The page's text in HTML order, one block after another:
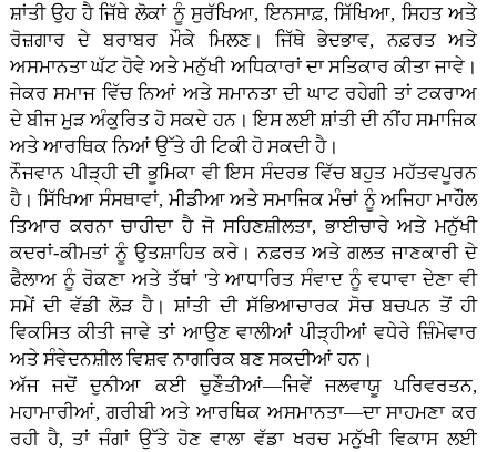
ਸ਼ਾਂਤੀ ਉਹ ਹੈ ਜਿੱਥੇ ਲੋਕਾਂ ਨੂੰ ਸੁਰੱਖਿਆ, ਇਨਸਾਫ਼, ਸਿੱਖਿਆ, ਸਿਹਤ ਅਤੇ
ਰੋਜ਼ਗਾਰ ਦੇ ਬਰਾਬਰ ਮੌਕੇ ਮਿਲਣ। ਜਿੱਥੇ ਭੇਦਭਾਵ, ਨਫ਼ਰਤ ਅਤੇ
ਅਸਮਾਨਤਾ ਘੱਟ ਹੋਵੇ ਅਤੇ ਮਨੁੱਖੀ ਅਧਿਕਾਰਾਂ ਦਾ ਸਤਿਕਾਰ ਕੀਤਾ ਜਾਵੇ।
ਜੇਕਰ ਸਮਾਜ ਵਿੱਚ ਨਿਆਂ ਅਤੇ ਸਮਾਨਤਾ ਦੀ ਘਾਟ ਰਹੇਗੀ ਤਾਂ ਟਕਰਾਅ
ਦੇ ਬੀਜ ਮੁੜ ਅੰਕੁਰਿਤ ਹੋ ਸਕਦੇ ਹਨ। ਇਸ ਲਈ ਸ਼ਾਂਤੀ ਦੀ ਨੀਂਹ ਸਮਾਜਿਕ
ਅਤੇ ਆਰਥਿਕ ਨਿਆਂ ਉੱਤੇ ਹੀ ਟਿਕੀ ਹੋ ਸਕਦੀ ਹੈ।
ਨੌਜਵਾਨ ਪੀੜ੍ਹੀ ਦੀ ਭੂਮਿਕਾ ਵੀ ਇਸ ਸੰਦਰਭ ਵਿੱਚ ਬਹੁਤ ਮਹੱਤਵਪੂਰਨ
ਹੈ। ਸਿੱਖਿਆ ਸੰਸਥਾਵਾਂ, ਮੀਡੀਆ ਅਤੇ ਸਮਾਜਿਕ ਮੰਚਾਂ ਨੂੰ ਅਜਿਹਾ ਮਾਹੌਲ
ਤਿਆਰ ਕਰਨਾ ਚਾਹੀਦਾ ਹੈ ਜੋ ਸਹਿਣਸ਼ੀਲਤਾ, ਭਾਈਚਾਰੇ ਅਤੇ ਮਨੁੱਖੀ
ਕਦਰਾਂ-ਕੀਮਤਾਂ ਨੂੰ ਉਤਸ਼ਾਹਿਤ ਕਰੇ। ਨਫ਼ਰਤ ਅਤੇ ਗਲਤ ਜਾਣਕਾਰੀ ਦੇ
ਫੈਲਾਅ ਨੂੰ ਰੋਕਣਾ ਅਤੇ ਤੱਥਾਂ 'ਤੇ ਆਧਾਰਿਤ ਸੰਵਾਦ ਨੂੰ ਵਧਾਵਾ ਦੇਣਾ ਵੀ
ਸਮੇਂ ਦੀ ਵੱਡੀ ਲੋੜ ਹੈ। ਸ਼ਾਂਤੀ ਦੀ ਸੱਭਿਆਚਾਰਕ ਸੋਚ ਬਚਪਨ ਤੋਂ ਹੀ
ਵਿਕਸਿਤ ਕੀਤੀ ਜਾਵੇ ਤਾਂ ਆਉਣ ਵਾਲੀਆਂ ਪੀੜ੍ਹੀਆਂ ਵਧੇਰੇ ਜ਼ਿੰਮੇਵਾਰ
ਅਤੇ ਸੰਵੇਦਨਸ਼ੀਲ ਵਿਸ਼ਵ ਨਾਗਰਿਕ ਬਣ ਸਕਦੀਆਂ ਹਨ।
ਅੱਜ ਜਦੋਂ ਦੁਨੀਆ ਕਈ ਚੁਣੌਤੀਆਂ—ਜਿਵੇਂ ਜਲਵਾਯੂ ਪਰਿਵਰਤਨ,
ਮਹਾਮਾਰੀਆਂ, ਗਰੀਬੀ ਅਤੇ ਆਰਥਿਕ ਅਸਮਾਨਤਾ—ਦਾ ਸਾਹਮਣਾ ਕਰ
ਰਹੀ ਹੈ, ਤਾਂ ਜੰਗਾਂ ਉੱਤੇ ਹੋਣ ਵਾਲਾ ਵੱਡਾ ਖਰਚ ਮਨੁੱਖੀ ਵਿਕਾਸ ਲਈ